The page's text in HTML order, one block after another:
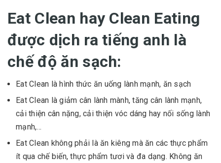
Eat Clean hay Clean Eating
được dịch ra tiếng anh là
chế độ ăn sạch:
Eat Clean là hình thức ăn uống lành mạnh, ăn sạch
Eat Clean là giảm cân lành mành, tăng cân lành mạnh,
cải thiện cân nặng, cải thiện vóc dáng hay nối sống lành
mạnh,...
Eat Clean không phải là ăn kiêng mà ăn các thực phẩm
ít qua chế biến, thực phẩm tươi và đa dạng. Không ăn